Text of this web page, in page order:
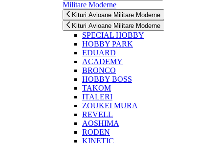
Militare Moderne
Kituri Avioane Militare Moderne
Kituri Avioane Militare Moderne
SPECIAL HOBBY
HOBBY PARK
EDUARD
ACADEMY
BRONCO
HOBBY BOSS
TAKOM
ITALERI
ZOUKEI MURA
REVELL
AOSHIMA
RODEN
KINETIC